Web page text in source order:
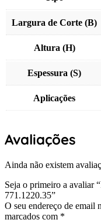
Largura de Corte (B)
Altura (H)
Espessura (S)
Aplicações
Avaliações
Ainda não existem
Seja o primeiro a
771.1220.35”
O seu endereço de email
marcados com *